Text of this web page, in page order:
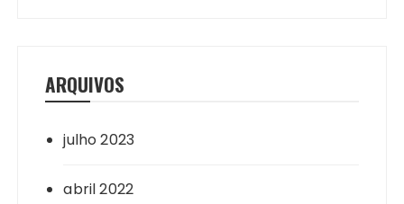
ARQUIVOS
julho 2023
abril 2022